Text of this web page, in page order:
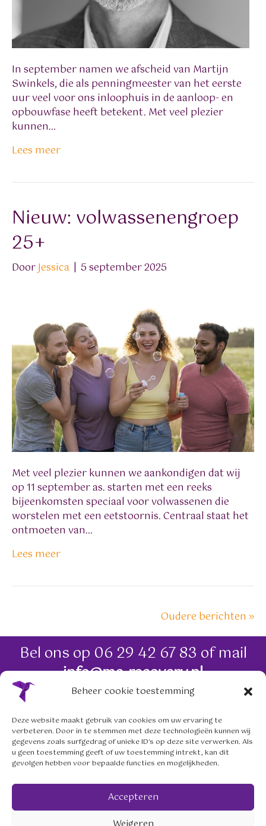
Beheer cookie toestemming
Deze website maakt gebruik van cookies om uw ervaring te
verbeteren. Door in te stemmen met deze technologieën kunnen wij
gegevens zoals surfgedrag of unieke ID's op deze site verwerken. Als
u geen toestemming geeft of uw toestemming intrekt, kan dit
gevolgen hebben voor bepaalde functies en mogelijkheden.
Accepteren
In september namen we afscheid van Martijn
Swinkels, die als penningmeester van het eerste
uur veel voor ons inloophuis in de aanloop- en
opbouwfase heeft betekent. Met veel plezier
kunnen…
Lees meer
Nieuw: volwassenengroep
25+
DoorJessica | 5 september 2025
Met veel plezier kunnen we aankondigen dat wij
op 11 september as. starten met een reeks
bijeenkomsten speciaal voor volwassenen die
worstelen met een eetstoornis. Centraal staat het
ontmoeten van…
Lees meer
Oudere berichten »
Bel ons op 06 29 42 67 83 of mail
info@me-recovery.nl
06 29 42 67 83
info@me-recovery.nl
Volg ons op social media
mailto:info@me-recovery.nl
linkedin.com/company/
https://